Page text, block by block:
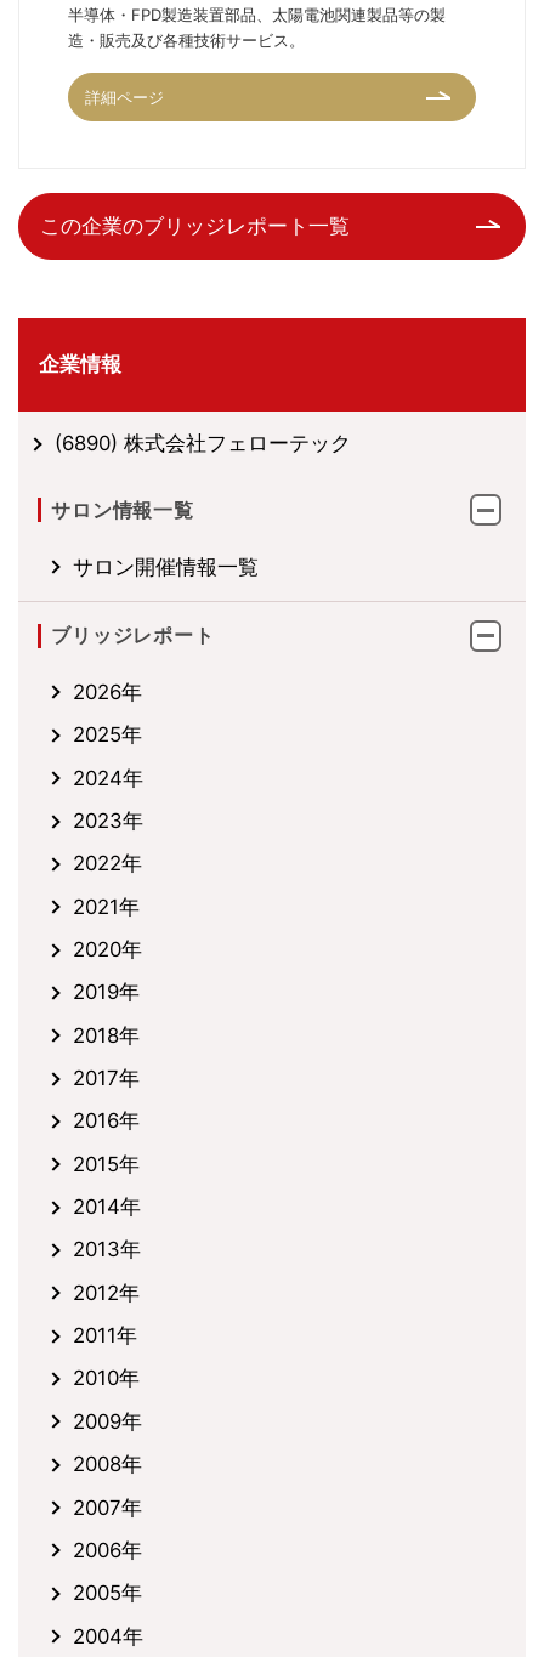
半導体・FPD製造装置部品、太陽電池関連製品等の製
造・販売及び各種技術サービス。
詳細ページ
この企業のブリッジレポート一覧
企業情報
(6890) 株式会社フェローテック
サロン情報一覧
サロン開催情報一覧
ブリッジレポート
2026年
2025年
2024年
2023年
2022年
2021年
2020年
2019年
2018年
2017年
2016年
2015年
2014年
2013年
2012年
2011年
2010年
2009年
2008年
2007年
2006年
2005年
2004年